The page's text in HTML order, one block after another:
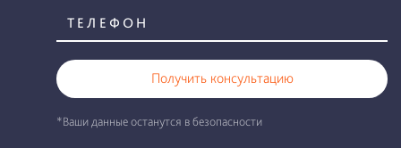
Получить консультацию
*Ваши данные останутся в безопасности